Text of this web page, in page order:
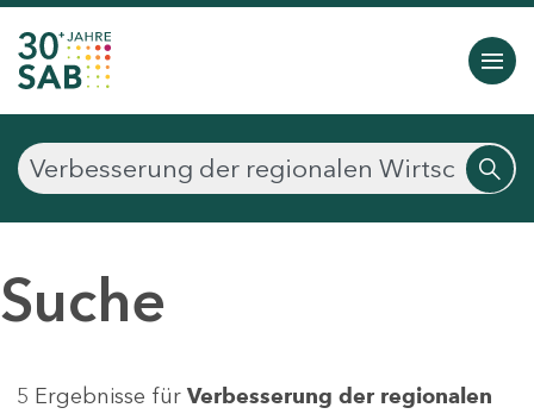
Suche
5 Ergebnisse für Verbesserung der regionalen